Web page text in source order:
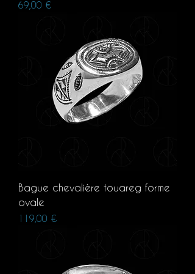
Prix
69,00 €
Bague chevalière touareg forme
ovale
Prix
119,00 €